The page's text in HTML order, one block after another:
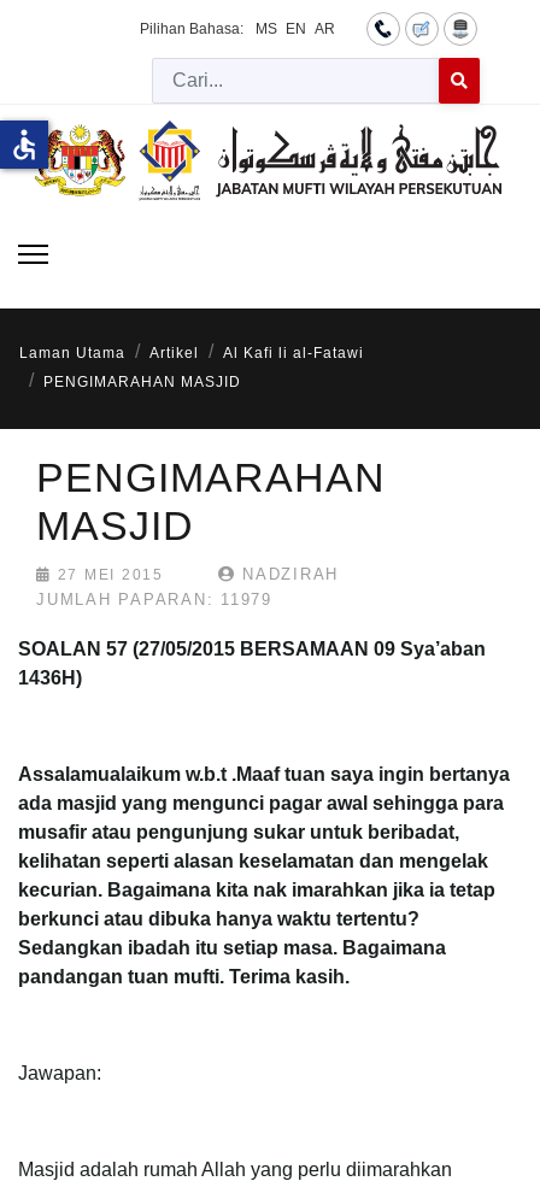
Pilihan Bahasa: MS EN AR
Cari
Laman Utama Artikel
Al Kafi li al-Fatawi
PENGIMARAHAN MASJID
PENGIMARAHAN
MASJID
27 MEI 2015
NADZIRAH
JUMLAH PAPARAN: 11979
SOALAN 57 (27/05/2015 BERSAMAAN 09 Sya’aban
1436H)
Assalamualaikum w.b.t .Maaf tuan saya ingin bertanya
ada masjid yang mengunci pagar awal sehingga para
musafir atau pengunjung sukar untuk beribadat,
kelihatan seperti alasan keselamatan dan mengelak
kecurian. Bagaimana kita nak imarahkan jika ia tetap
berkunci atau dibuka hanya waktu tertentu?
Sedangkan ibadah itu setiap masa. Bagaimana
pandangan tuan mufti. Terima kasih.
Jawapan:
Masjid adalah rumah Allah yang perlu diimarahkan
accessible